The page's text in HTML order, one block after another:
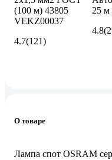
(100 м) 43805
VEKZ00037
4.7(121)
25 м
4.8
О товаре
Лампа спот OSRAM